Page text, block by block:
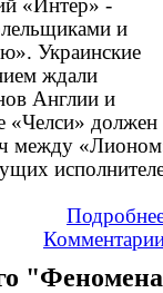
«Интер» -
и
Украинские
ждали
Англии и
«Челси» должен
между